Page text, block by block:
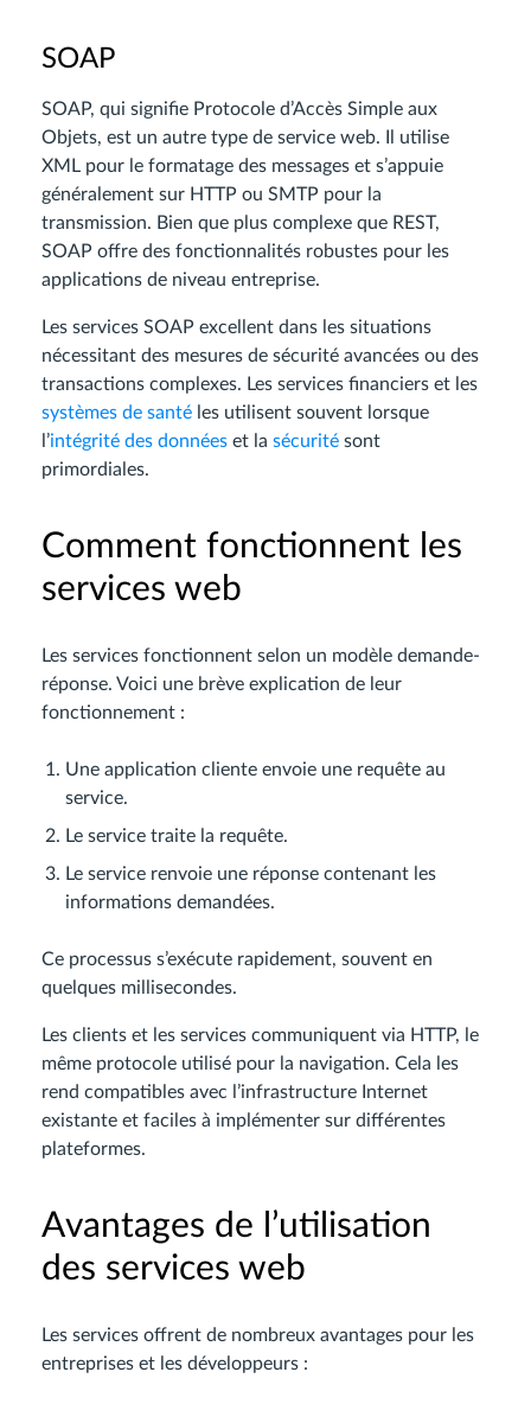
SOAP
SOAP, qui signifie Protocole d’Accès Simple aux
Objets, est un autre type de service web. Il utilise
XML pour le formatage des messages et s’appuie
généralement sur HTTP ou SMTP pour la
transmission. Bien que plus complexe que REST,
SOAP offre des fonctionnalités robustes pour les
applications de niveau entreprise.
Les services SOAP excellent dans les situations
nécessitant des mesures de sécurité avancées ou des
transactions complexes. Les services financiers et les
systèmes de santé les utilisent souvent lorsque
l’intégrité des données et la sécurité sont
primordiales.
Comment fonctionnent les
services web
Les services fonctionnent selon un modèle demande-
réponse. Voici une brève explication de leur
fonctionnement :
Une application cliente envoie une requête au
service.
Le service traite la requête.
Le service renvoie une réponse contenant les
informations demandées.
Ce processus s’exécute rapidement, souvent en
quelques millisecondes.
Les clients et les services communiquent via HTTP, le
même protocole utilisé pour la navigation. Cela les
rend compatibles avec l’infrastructure Internet
existante et faciles à implémenter sur différentes
plateformes.
Avantages de l’utilisation
des services web
Les services offrent de nombreux avantages pour les
entreprises et les développeurs :